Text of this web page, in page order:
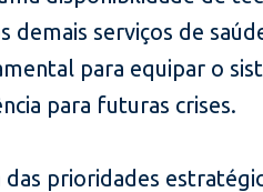
demais serviços de
para equipar o
para futuras crises.
das prioridades